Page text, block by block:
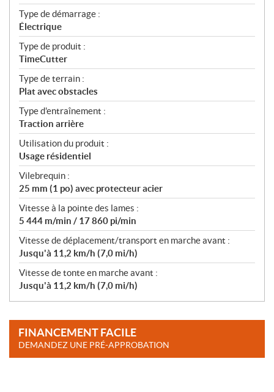
Type de démarrage :
Électrique
Type de produit :
TimeCutter
Type de terrain :
Plat avec obstacles
Type d'entraînement :
Traction arrière
Utilisation du produit :
Usage résidentiel
Vilebrequin :
25 mm (1 po) avec protecteur acier
Vitesse à la pointe des lames :
5 444 m/min / 17 860 pi/min
Vitesse de déplacement/transport en marche avant :
Jusqu'à 11,2 km/h (7,0 mi/h)
Vitesse de tonte en marche avant :
Jusqu'à 11,2 km/h (7,0 mi/h)
FINANCEMENT FACILE
DEMANDEZ UNE PRÉ-APPROBATION